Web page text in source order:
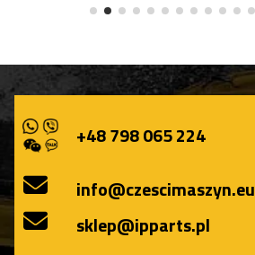
+48 798 065 224
info@czescimaszyn.eu
sklep@ipparts.pl